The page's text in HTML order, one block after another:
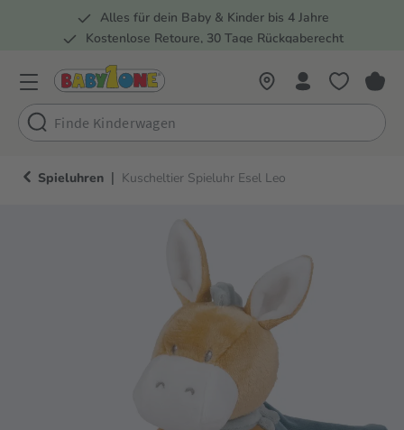
Zur Hauptnavigation springen
Alles für dein Baby & Kinder bis 4 Jahre
Kostenlose Retoure, 30 Tage Rückgaberecht
Spieluhren | Kuscheltier Spieluhr Esel Leo